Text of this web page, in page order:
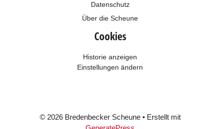
Datenschutz
Über die Scheune
Cookies
Historie anzeigen
Einstellungen ändern
© 2026 Bredenbecker Scheune• Erstellt mit